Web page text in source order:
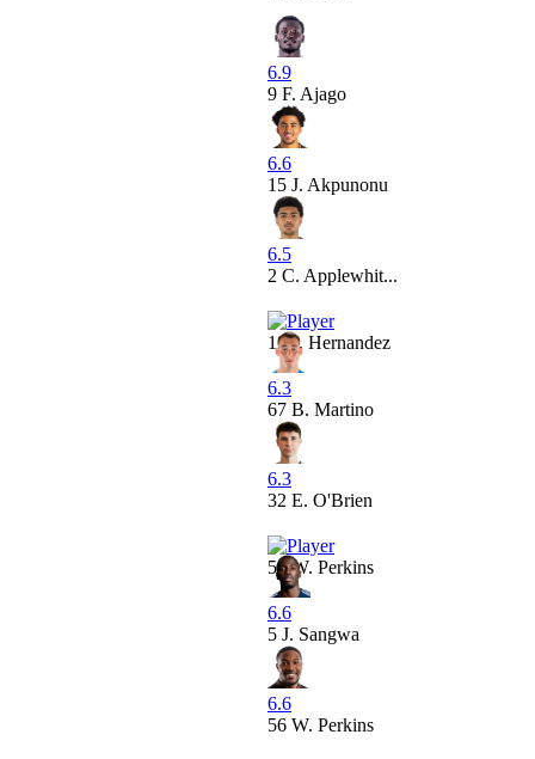
6.9
9 F. Ajago
6.6
15 J. Akpunonu
6.5
2 C. Applewhit...
16J. Hernandez
6.3
67 B. Martino
6.3
32 E. O'Brien
56W. Perkins
6.6
5 J. Sangwa
6.6
56 W. Perkins